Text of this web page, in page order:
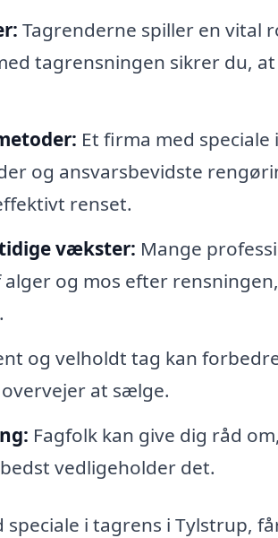
Tagrenderne spiller en vital
tagrensningen sikrer du,
Et firma med
og ansvarsbevidste
renset.
vækster: Mange
og mos efter
og velholdt tag kan
at sælge.
Fagfolk kan give dig råd
vedligeholder det.
i tagrens i Tylstrup,